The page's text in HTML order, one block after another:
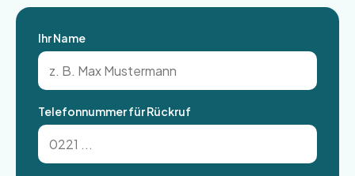
Ihr Name
Telefonnummer für Rückruf